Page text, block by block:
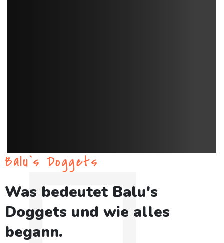
Balu`s Doggets
Was bedeutet Balu's
Doggets und wie alles
begann.